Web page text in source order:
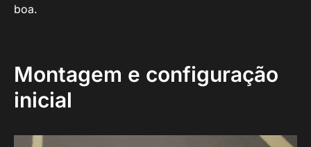
boa.
Montagem e configuração
inicial